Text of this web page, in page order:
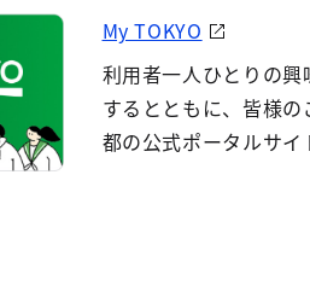
My TOKYO
利用者一人ひとりの
するとともに、皆様
都の公式ポータルサイ